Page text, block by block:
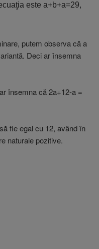
este a+b+a=29,
putem observa că a
Deci ar însemna
însemna că 2a+12-a =
fie egal cu 12, având în
naturale pozitive.